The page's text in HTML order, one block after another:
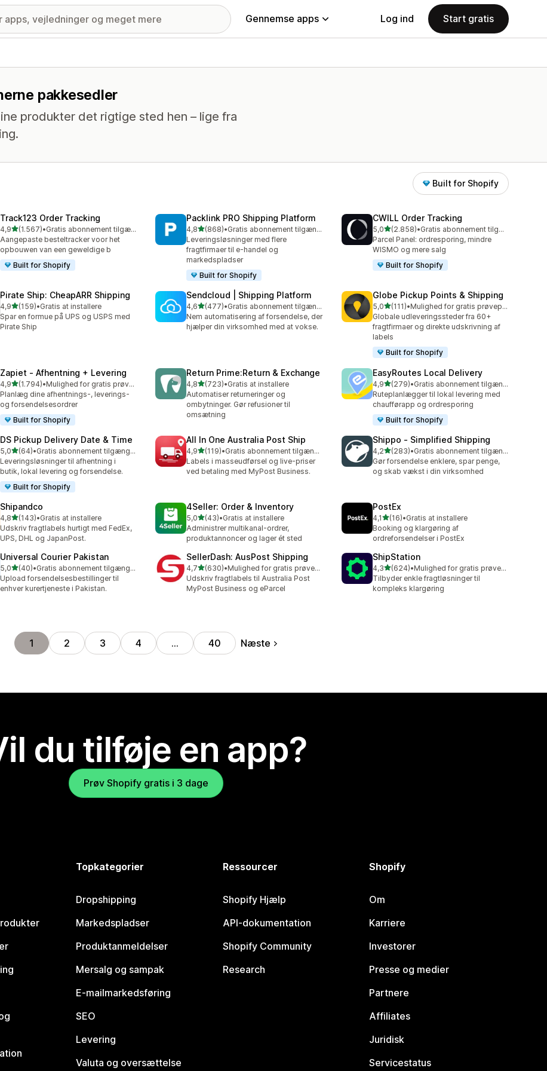
Gennemse apps Log ind Start gratis
pakkesedler
produkter det rigtige sted hen – lige fra
Built for Shopify
Track123 Order Tracking
4,9ud af 5 stjerner
(1.567)
1567 anmeldelser i alt
•
Gratis abonnement tilgængeligt
Aangepaste besteltracker voor het
opbouwen van een geweldige b
Built for Shopify
Packlink PRO Shipping Platform
4,8ud af 5 stjerner
(868)
868 anmeldelser i alt
•
Gratis abonnement tilgængeligt
Leveringsløsninger med flere
fragtfirmaer til e-handel og
markedspladser
Built for Shopify
CWILL Order Tracking
5,0ud af 5 stjerner
(2.858)
2858 anmeldelser i alt
•
Gratis abonnement tilgængeligt
Parcel Panel: ordresporing, mindre
WISMO og mere salg
Built for Shopify
Pirate Ship: CheapARR Shipping
4,9ud af 5 stjerner
(159)
159 anmeldelser i alt
•Gratis at installere
Spar en formue på UPS og USPS med
Pirate Ship
Sendcloud | Shipping Platform
4,6ud af 5 stjerner
(477)
477 anmeldelser i alt
•
Gratis abonnement tilgængeligt
Nem automatisering af forsendelse, der
hjælper din virksomhed med at vokse.
Globe Pickup Points & Shipping
5,0ud af 5 stjerner
(111)
111 anmeldelser i alt
•
Mulighed for gratis prøveperiode
Globale udleveringssteder fra 60+
fragtfirmaer og direkte udskrivning af
labels
Built for Shopify
Zapiet ‑ Afhentning + Levering
4,9ud af 5 stjerner
(1.794)
1794 anmeldelser i alt
•
Mulighed for gratis prøveperiode
Planlæg dine afhentnings-, leverings-
og forsendelsesordrer
Built for Shopify
Return Prime:Return & Exchange
4,8ud af 5 stjerner
(723)
723 anmeldelser i alt
•Gratis at installere
Automatiser returneringer og
ombytninger. Gør refusioner til
omsætning
EasyRoutes Local Delivery
4,9ud af 5 stjerner
(279)
279 anmeldelser i alt
•
Gratis abonnement tilgængeligt
Ruteplanlægger til lokal levering med
chaufførapp og ordresporing
Built for Shopify
DS Pickup Delivery Date & Time
5,0ud af 5 stjerner
(64)
64 anmeldelser i alt
•
Gratis abonnement tilgængeligt
Leveringsløsninger til afhentning i
butik, lokal levering og forsendelse.
Built for Shopify
All In One Australia Post Ship
4,9ud af 5 stjerner
(119)
119 anmeldelser i alt
•
Gratis abonnement tilgængeligt
Labels i masseudførsel og live-priser
ved betaling med MyPost Business.
Shippo ‑ Simplified Shipping
4,2ud af 5 stjerner
(283)
283 anmeldelser i alt
•
Gratis abonnement tilgængeligt
Gør forsendelse enklere, spar penge,
og skab vækst i din virksomhed
Shipandco
4,8ud af 5 stjerner
(143)
143 anmeldelser i alt
•Gratis at installere
Udskriv fragtlabels hurtigt med FedEx,
UPS, DHL og JapanPost.
4Seller: Order & Inventory
5,0ud af 5 stjerner
(43)
43 anmeldelser i alt
•Gratis at installere
Administrer multikanal-ordrer,
produktannoncer og lager ét sted
PostEx
4,1ud af 5 stjerner
(16)
16 anmeldelser i alt
•Gratis at installere
Booking og klargøring af
ordreforsendelser i PostEx
Universal Courier Pakistan
5,0ud af 5 stjerner
(40)
40 anmeldelser i alt
•
Gratis abonnement tilgængeligt
Upload forsendelsesbestillinger til
enhver kurertjeneste i Pakistan.
SellerDash: AusPost Shipping
4,7ud af 5 stjerner
(630)
630 anmeldelser i alt
•
Mulighed for gratis prøveperiode
Udskriv fragtlabels til Australia Post
MyPost Business og eParcel
ShipStation
4,3ud af 5 stjerner
(624)
624 anmeldelser i alt
•
Mulighed for gratis prøveperiode
Tilbyder enkle fragtløsninger til
kompleks klargøring
1 2 3 4 … 40 Næste
du tilføje en app?
Prøv Shopify gratis i 3 dage
Topkategorier
Dropshipping
Markedspladser
Produktanmeldelser
Mersalg og sampak
E-mailmarkedsføring
SEO
Levering
Valuta og oversættelse
Ressourcer
Shopify Hjælp
API-dokumentation
Shopify Community
Research
Shopify
Om
Karriere
Investorer
Presse og medier
Partnere
Affiliates
Juridisk
Servicestatus